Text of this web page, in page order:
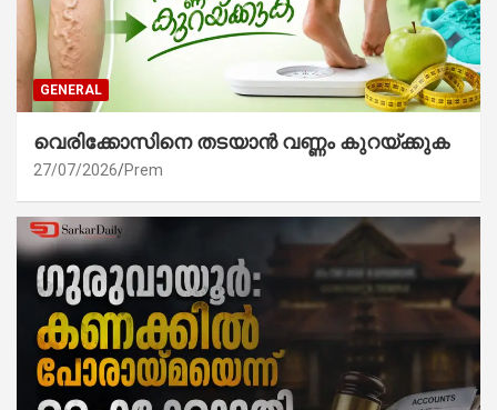
GENERAL
വെരിക്കോസിനെ തടയാൻ വണ്ണം കുറയ്ക്കുക
27/07/2026 Prem